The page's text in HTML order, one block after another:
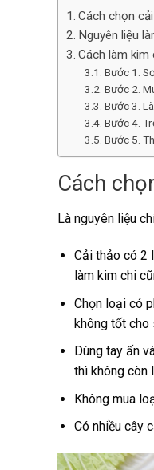
Cách chọn
Nguyên liệu
Cách làm kim
Bước 1.
Bước 2.
Bước 3.
Bước 4.
Bước 5.
Cách
Là nguyên liệu
Cải thảo có 2
làm kim chi
Chọn loại có
không tốt cho
Dùng tay ấn
thì không còn
Không mua
Có nhiều cây